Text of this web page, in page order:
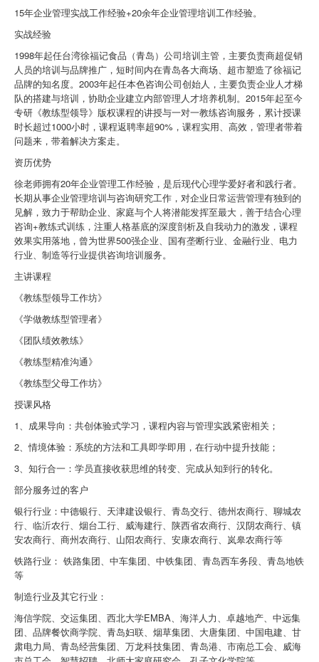
15年企业管理实战工作经验+20余年企业管理培训工作经验。
实战经验
1998年起任台湾徐福记食品（青岛）公司培训主管，主要负责商超促销
人员的培训与品牌推广，短时间内在青岛各大商场、超市塑造了徐福记
品牌的知名度。2003年起任本色咨询公司创始人，主要负责企业人才梯
队的搭建与培训，协助企业建立内部管理人才培养机制。2015年起至今
专研《教练型领导》版权课程的讲授与一对一教练咨询服务，累计授课
时长超过1000小时，课程返聘率超90%，课程实用、高效，管理者带着
问题来，带着解决方案走。
资历优势
徐老师拥有20年企业管理工作经验，是后现代心理学爱好者和践行者。
长期从事企业管理培训与咨询研究工作，对企业日常运营管理有独到的
见解，致力于帮助企业、家庭与个人将潜能发挥至最大，善于结合心理
咨询+教练式训练，注重人格基底的深度剖析及自我动力的激发，课程
效果实用落地，曾为世界500强企业、国有垄断行业、金融行业、电力
行业、制造等行业提供咨询培训服务。
主讲课程
《教练型领导工作坊》
《学做教练型管理者》
《团队绩效教练》
《教练型精准沟通》
《教练型父母工作坊》
授课风格
1、成果导向：共创体验式学习，课程内容与管理实践紧密相关；
2、情境体验：系统的方法和工具即学即用，在行动中提升技能；
3、知行合一：学员直接收获思维的转变、完成从知到行的转化。
部分服务过的客户
银行行业：中德银行、天津建设银行、青岛交行、德州农商行、聊城农
行、临沂农行、烟台工行、威海建行、陕西省农商行、汉阴农商行、镇
安农商行、商州农商行、山阳农商行、安康农商行、岚皋农商行等
铁路行业： 铁路集团、中车集团、中铁集团、青岛西车务段、青岛地铁
等
制造行业及其它行业：
海信学院、交运集团、西北大学EMBA、海洋人力、卓越地产、中远集
团、品牌餐饮商学院、青岛妇联、烟草集团、大唐集团、中国电建、甘
肃电力局、青岛经营集团、万龙科技集团、青岛港、市南总工会、威海